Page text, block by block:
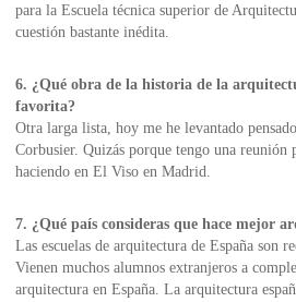
para la Escuela técnica superior de
cuestión bastante inédita.
6. ¿Qué obra de la historia de la
favorita?
Otra larga lista, hoy me he levantado
Corbusier. Quizás porque tengo una reunión
haciendo en El Viso en Madrid.
7. ¿Qué país consideras que hace mejor
Las escuelas de arquitectura de España son
Vienen muchos alumnos extranjeros a
arquitectura en España. La arquitectura